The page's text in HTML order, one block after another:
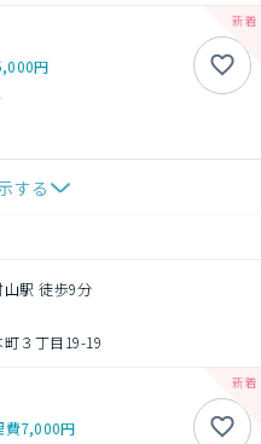
円
する
駅 徒歩9分
３丁目19-19
費7,000円